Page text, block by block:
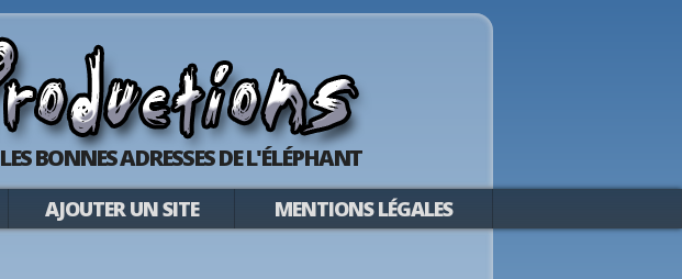
LES BONNES ADRESSES DE L'ÉLÉPHANT
AJOUTER UN SITE MENTIONS LÉGALES